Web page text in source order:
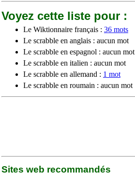
Voyez cette liste pour :
Le Wiktionnaire français : 36 mots
Le scrabble en anglais : aucun mot
Le scrabble en espagnol : aucun mot
Le scrabble en italien : aucun mot
Le scrabble en allemand : 1 mot
Le scrabble en roumain : aucun mot
Sites web recommandés